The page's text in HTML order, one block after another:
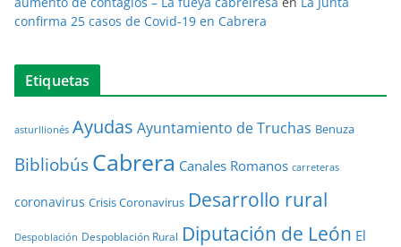
confirma 25 casos de Covid-19 en Cabrera
Etiquetas
asturllionés Ayudas Ayuntamiento de Truchas Benuza
BibliobúsCabrera Canales Romanos carreteras
coronavirus Crisis Coronavirus Desarrollo rural
Despoblación Despoblación Rural Diputación de León El